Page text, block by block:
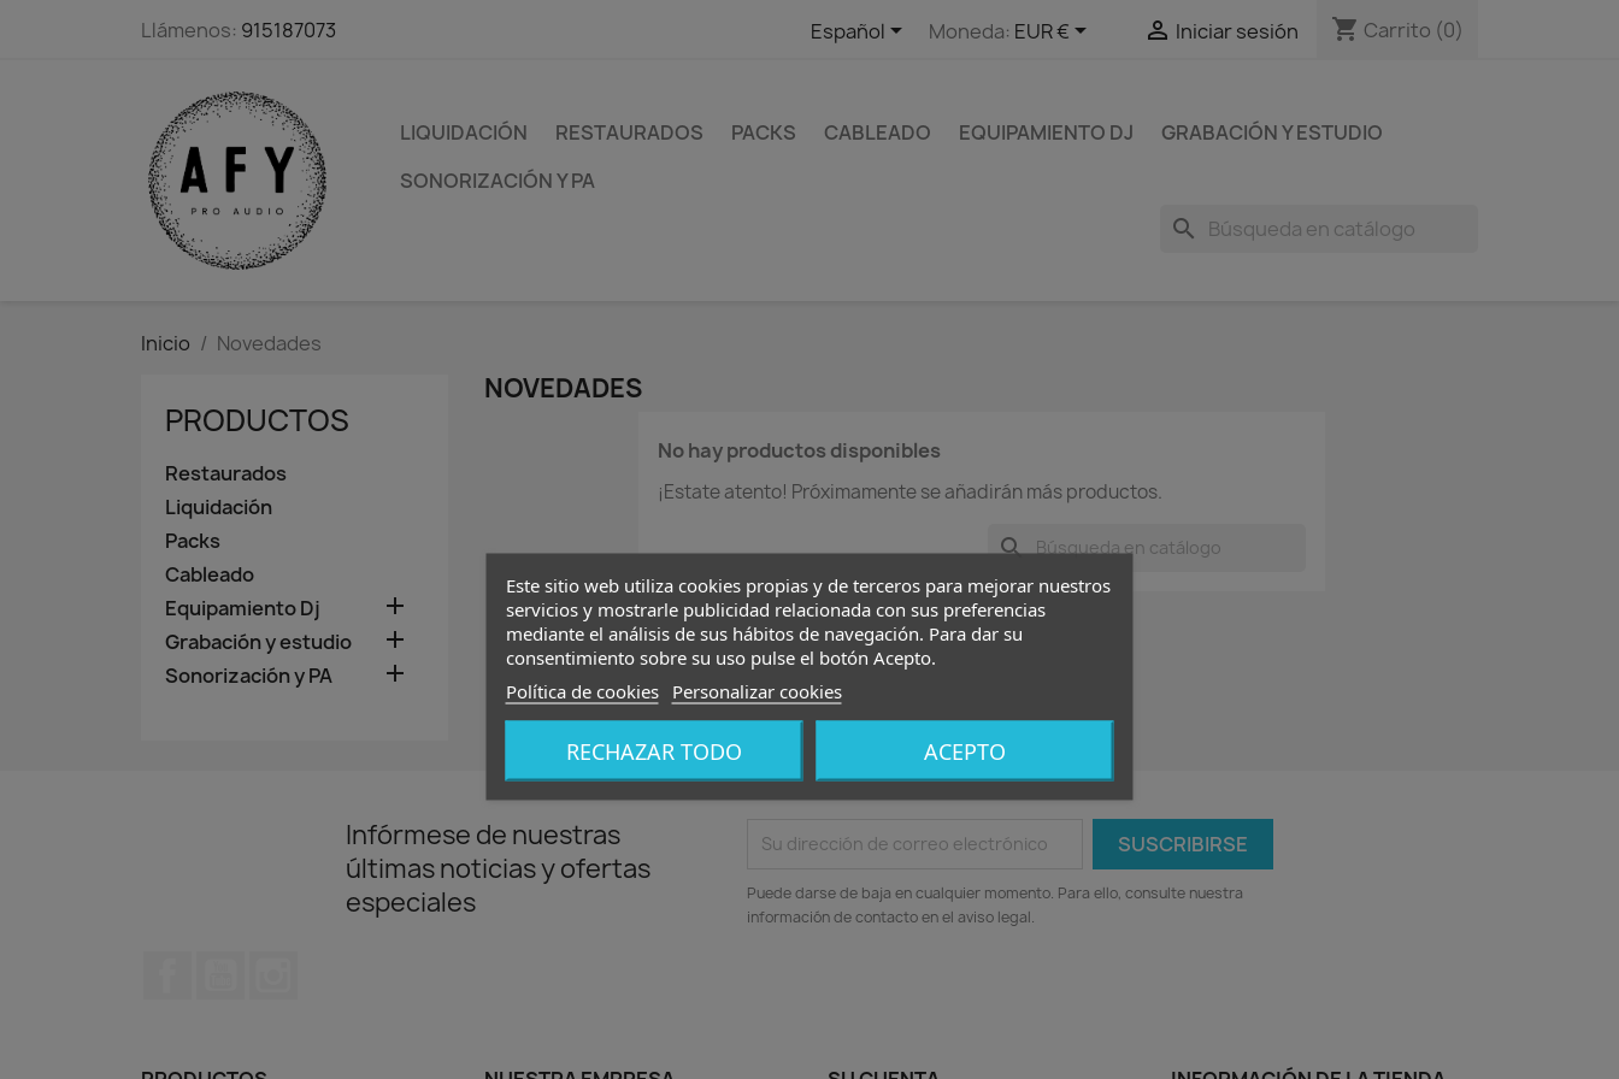
Llámenos: 915187073 Español Moneda: EUR €  Iniciar sesión shopping_cart Carrito (0)
LIQUIDACIÓN RESTAURADOS PACKS CABLEADO EQUIPAMIENTO DJ
GRABACIÓN Y ESTUDIO
SONORIZACIÓN Y PA
search
Inicio Novedades
PRODUCTOS
Restaurados
Liquidación
Packs
Cableado
Equipamiento Dj

Grabación y estudio 
Sonorización y PA 
NOVEDADES
No hay productos disponibles
¡Estate atento! Próximamente se añadirán más productos.
search
Infórmese de nuestras
últimas noticias y ofertas
especiales
Puede darse de baja en cualquier momento. Para ello, consulte nuestra
información de contacto en el aviso legal.
Este sitio web utiliza cookies propias y de terceros para mejorar nuestros
servicios y mostrarle publicidad relacionada con sus preferencias
mediante el análisis de sus hábitos de navegación. Para dar su
consentimiento sobre su uso pulse el botón Acepto.
Política de cookies
Personalizar cookies
RECHAZAR TODO ACEPTO